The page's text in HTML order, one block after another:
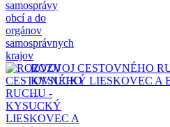
ROZVOJ CESTOVNÉHO
KYSUCKÝ LIESKOVEC A
...